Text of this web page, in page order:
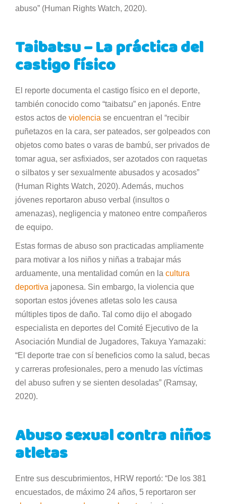
abuso” (Human Rights Watch, 2020).
Taibatsu – La práctica del
castigo físico
El reporte documenta el castigo físico en el deporte,
también conocido como “taibatsu” en japonés. Entre
estos actos de violencia se encuentran el “recibir
puñetazos en la cara, ser pateados, ser golpeados con
objetos como bates o varas de bambú, ser privados de
tomar agua, ser asfixiados, ser azotados con raquetas
o silbatos y ser sexualmente abusados y acosados”
(Human Rights Watch, 2020). Además, muchos
jóvenes reportaron abuso verbal (insultos o
amenazas), negligencia y matoneo entre compañeros
de equipo.
Estas formas de abuso son practicadas ampliamente
para motivar a los niños y niñas a trabajar más
arduamente, una mentalidad común en la cultura
deportiva japonesa. Sin embargo, la violencia que
soportan estos jóvenes atletas solo les causa
múltiples tipos de daño. Tal como dijo el abogado
especialista en deportes del Comité Ejecutivo de la
Asociación Mundial de Jugadores, Takuya Yamazaki:
“El deporte trae con sí beneficios como la salud, becas
y carreras profesionales, pero a menudo las víctimas
del abuso sufren y se sienten desoladas” (Ramsay,
2020).
Abuso sexual contra niños
atletas
Entre sus descubrimientos, HRW reportó: “De los 381
encuestados, de máximo 24 años, 5 reportaron ser